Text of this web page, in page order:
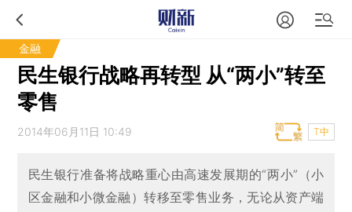
金融
民生银行战略再转型 从“两小”转至
零售
2014年06月11日 10:49 T中
民生银行准备将战略重心由高速发展期的“两小”（小
区金融和小微金融）转移至零售业务，无论从资产端